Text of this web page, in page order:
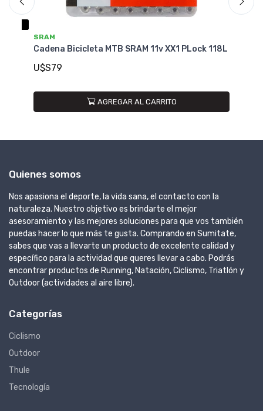
SRAM
Cadena Bicicleta MTB SRAM 11v XX1 PLock 118L
U$S79
AGREGAR AL CARRITO
Quienes somos
Nos apasiona el deporte, la vida sana, el contacto con la
naturaleza. Nuestro objetivo es brindarte el mejor
asesoramiento y las mejores soluciones para que vos también
puedas hacer lo que más te gusta. Comprando en Sumitate,
sabes que vas a llevarte un producto de excelente calidad y
específico para la actividad que queres llevar a cabo. Podrás
encontrar productos de Running, Natación, Ciclismo, Triatlón y
Outdoor (actividades al aire libre).
Categorías
Ciclismo
Outdoor
Thule
Tecnología